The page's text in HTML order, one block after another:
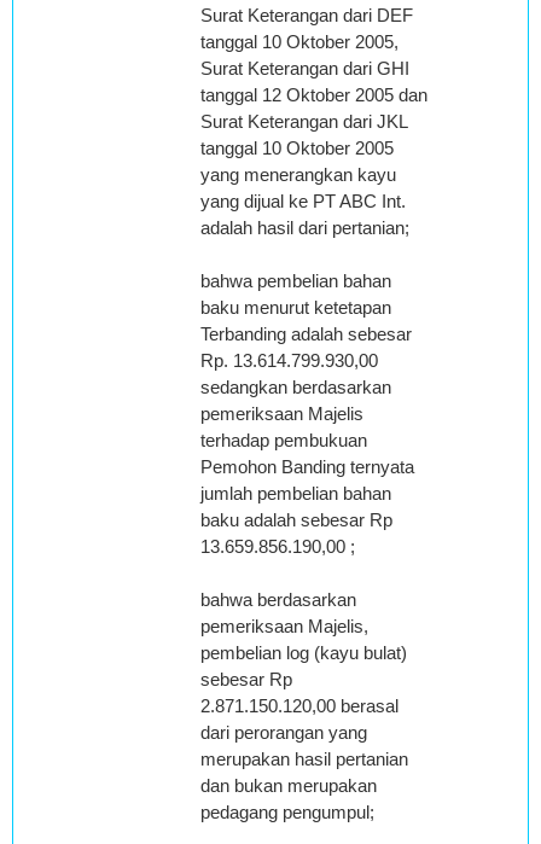
Surat Keterangan dari DEF
tanggal 10 Oktober 2005,
Surat Keterangan dari GHI
tanggal 12 Oktober 2005 dan
Surat Keterangan dari JKL
tanggal 10 Oktober 2005
yang menerangkan kayu
yang dijual ke PT ABC Int.
adalah hasil dari pertanian;
bahwa pembelian bahan
baku menurut ketetapan
Terbanding adalah sebesar
Rp. 13.614.799.930,00
sedangkan berdasarkan
pemeriksaan Majelis
terhadap pembukuan
Pemohon Banding ternyata
jumlah pembelian bahan
baku adalah sebesar Rp
13.659.856.190,00 ;
bahwa berdasarkan
pemeriksaan Majelis,
pembelian log (kayu bulat)
sebesar Rp
2.871.150.120,00 berasal
dari perorangan yang
merupakan hasil pertanian
dan bukan merupakan
pedagang pengumpul;